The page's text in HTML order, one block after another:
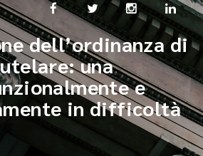
dell’ordinanza di
una
e
in difficoltà